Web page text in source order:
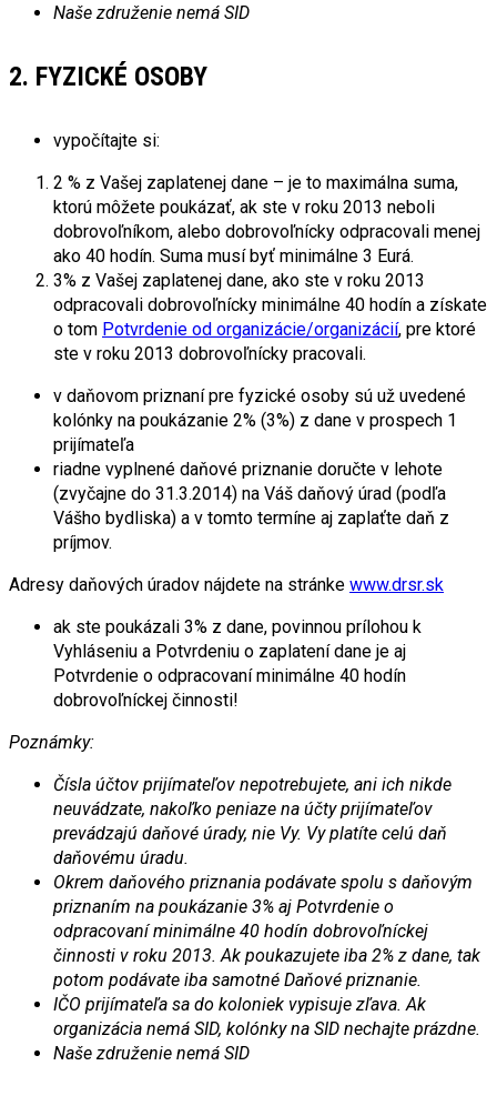
Naše združenie nemá SID
2. FYZICKÉ OSOBY
vypočítajte si:
2 % z Vašej zaplatenej dane – je to maximálna suma,
ktorú môžete poukázať, ak ste v roku 2013 neboli
dobrovoľníkom, alebo dobrovoľnícky odpracovali menej
ako 40 hodín. Suma musí byť minimálne 3 Eurá.
3% z Vašej zaplatenej dane, ako ste v roku 2013
odpracovali dobrovoľnícky minimálne 40 hodín a získate
o tom Potvrdenie od organizácie/organizácií, pre ktoré
ste v roku 2013 dobrovoľnícky pracovali.
v daňovom priznaní pre fyzické osoby sú už uvedené
kolónky na poukázanie 2% (3%) z dane v prospech 1
prijímateľa
riadne vyplnené daňové priznanie doručte v lehote
(zvyčajne do 31.3.2014) na Váš daňový úrad (podľa
Vášho bydliska) a v tomto termíne aj zaplaťte daň z
príjmov.
Adresy daňových úradov nájdete na stránke www.drsr.sk
ak ste poukázali 3% z dane, povinnou prílohou k
Vyhláseniu a Potvrdeniu o zaplatení dane je aj
Potvrdenie o odpracovaní minimálne 40 hodín
dobrovoľníckej činnosti!
Poznámky:
Čísla účtov prijímateľov nepotrebujete, ani ich nikde
neuvádzate, nakoľko peniaze na účty prijímateľov
prevádzajú daňové úrady, nie Vy. Vy platíte celú daň
daňovému úradu.
Okrem daňového priznania podávate spolu s daňovým
priznaním na poukázanie 3% aj Potvrdenie o
odpracovaní minimálne 40 hodín dobrovoľníckej
činnosti v roku 2013. Ak poukazujete iba 2% z dane, tak
potom podávate iba samotné Daňové priznanie.
IČO prijímateľa sa do koloniek vypisuje zľava. Ak
organizácia nemá SID, kolónky na SID nechajte prázdne.
Naše združenie nemá SID